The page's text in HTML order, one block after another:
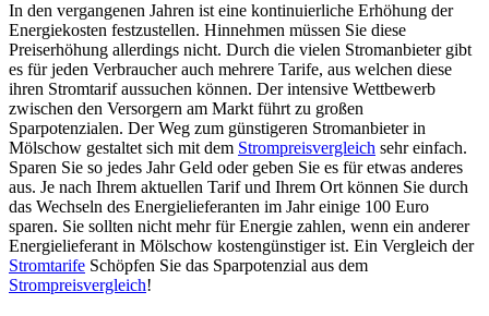
In den vergangenen Jahren ist eine kontinuierliche Erhöhung der
Energiekosten festzustellen. Hinnehmen müssen Sie diese
Preiserhöhung allerdings nicht. Durch die vielen Stromanbieter gibt
es für jeden Verbraucher auch mehrere Tarife, aus welchen diese
ihren Stromtarif aussuchen können. Der intensive Wettbewerb
zwischen den Versorgern am Markt führt zu großen
Sparpotenzialen. Der Weg zum günstigeren Stromanbieter in
Mölschow gestaltet sich mit dem Strompreisvergleich sehr einfach.
Sparen Sie so jedes Jahr Geld oder geben Sie es für etwas anderes
aus. Je nach Ihrem aktuellen Tarif und Ihrem Ort können Sie durch
das Wechseln des Energielieferanten im Jahr einige 100 Euro
sparen. Sie sollten nicht mehr für Energie zahlen, wenn ein anderer
Energielieferant in Mölschow kostengünstiger ist. Ein Vergleich der
Stromtarife Schöpfen Sie das Sparpotenzial aus dem
Strompreisvergleich!